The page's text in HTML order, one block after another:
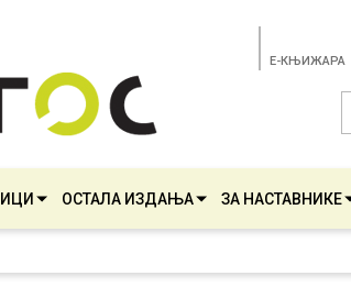
E-КЊИЖАРА
ОСТАЛА ИЗДАЊА ЗА НАСТАВНИКЕ